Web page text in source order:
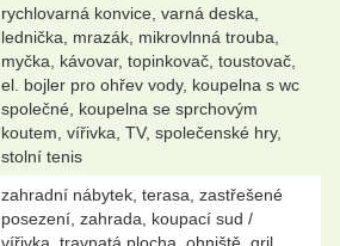
rychlovarná konvice, varná deska,
lednička, mrazák, mikrovlnná trouba,
myčka, kávovar, topinkovač, toustovač,
el. bojler pro ohřev vody, koupelna s wc
společné, koupelna se sprchovým
koutem, vířivka, TV, společenské hry,
stolní tenis
zahradní nábytek, terasa, zastřešené
posezení, zahrada, koupací sud /